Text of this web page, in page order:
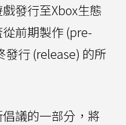
發行至Xbox生態
前期製作 (pre-
行 (release) 的所
議的一部分，將